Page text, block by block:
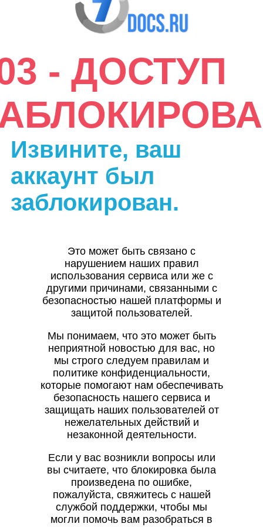
- ДОСТУП
Извините, ваш
аккаунт был
заблокирован.
Это может быть связано с
нарушением наших правил
использования сервиса или же с
другими причинами, связанными с
безопасностью нашей платформы и
защитой пользователей.
Мы понимаем, что это может быть
неприятной новостью для вас, но
мы строго следуем правилам и
политике конфиденциальности,
которые помогают нам обеспечивать
безопасность нашего сервиса и
защищать наших пользователей от
нежелательных действий и
незаконной деятельности.
Если у вас возникли вопросы или
вы считаете, что блокировка была
произведена по ошибке,
пожалуйста, свяжитесь с нашей
службой поддержки, чтобы мы
могли помочь вам разобраться в